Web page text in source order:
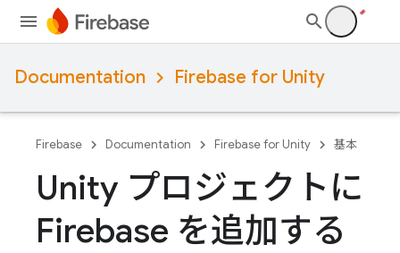
Documentation Firebase for Unity
Firebase Documentation Firebase for Unity 基本
Unity プロジェクトに
Firebase を追加する